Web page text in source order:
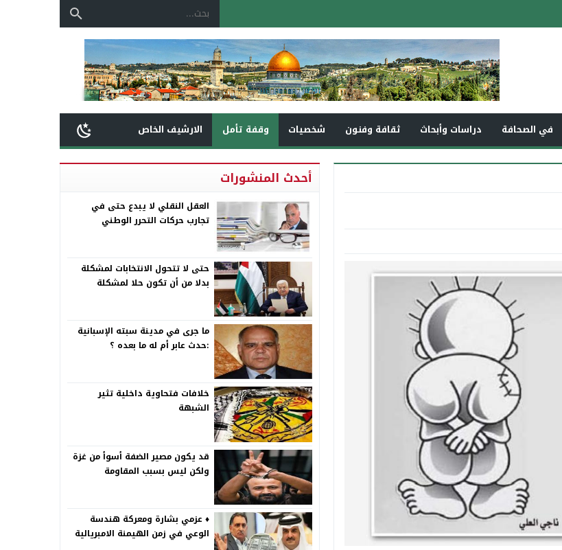
في الصحافة دراسات وأبحاث ثقافة وفنون شخصيات وقفة تأمل الارشيف الخاص
أحدث المنشورات
العقل النقلي لا يبدع حتى في
تجارب حركات التحرر الوطني
حتى لا تتحول الانتخابات لمشكلة
بدلا من أن تكون حلا لمشكلة
ما جرى في مدينة سبته الإسبانية
:حدث عابر أم له ما بعده ؟
خلافات فتحاوية داخلية تثير
الشبهة
قد يكون مصير الضفة أسوأ من غزة
ولكن ليس بسبب المقاومة
♦️ عزمي بشارة ومعركة هندسة
الوعي في زمن الهيمنة الامبريالية